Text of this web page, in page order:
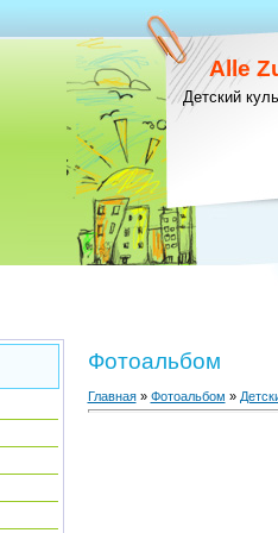
Alle
Детский
Фотоальбом
Главная» Фотоальбом »